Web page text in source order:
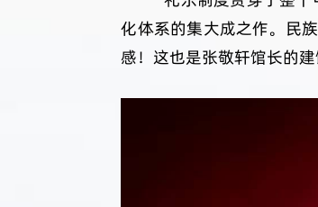
化体系的集大成之作。民
感！这也是张敬轩馆长的